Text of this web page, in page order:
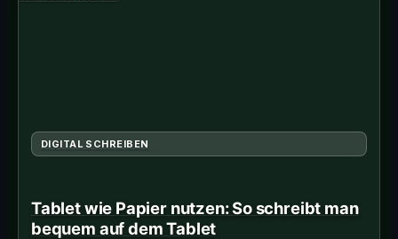
DIGITAL SCHREIBEN
Tablet wie Papier nutzen: So schreibt man
bequem auf dem Tablet